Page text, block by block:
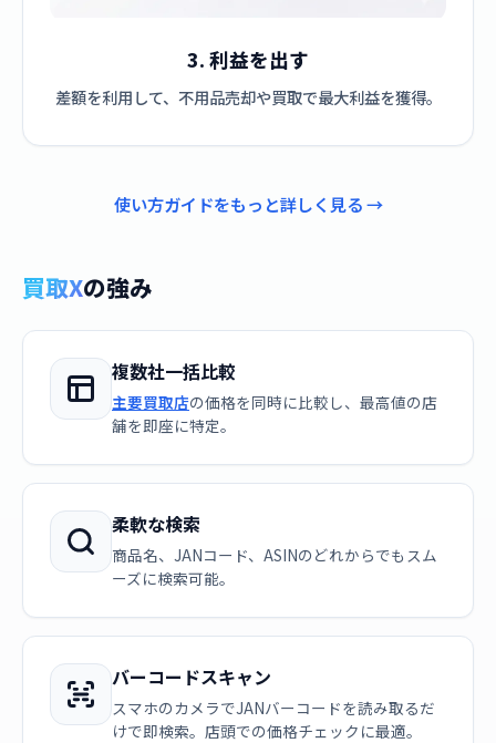
3. 利益を出す
差額を利用して、不用品売却や買取で最大利益を獲得。
使い方ガイドをもっと詳しく見る →
買取Xの強み
複数社一括比較
主要買取店の価格を同時に比較し、最高値の店
舗を即座に特定。
柔軟な検索
商品名、JANコード、ASINのどれからでもスム
ーズに検索可能。
バーコードスキャン
スマホのカメラでJANバーコードを読み取るだ
けで即検索。店頭での価格チェックに最適。